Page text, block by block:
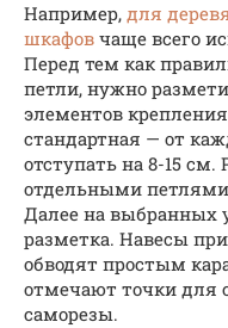
Например, для
шкафов чаще всего
Перед тем как
петли, нужно
элементов
стандартная — от
отступать на 8-15
отдельными
Далее на выбранных
разметка. Навесы
обводят простым
отмечают точки для
саморезы.